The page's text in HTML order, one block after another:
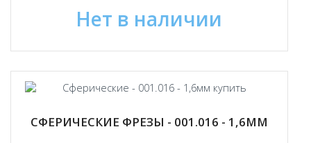
Нет в наличии
СФЕРИЧЕСКИЕ ФРЕЗЫ - 001.016 - 1,6ММ